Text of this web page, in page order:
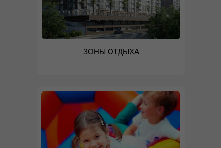
ЗОНЫ ОТДЫХА